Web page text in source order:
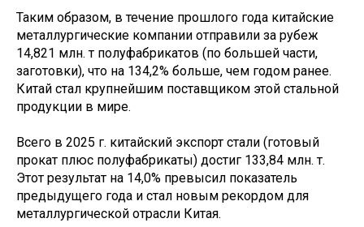
Таким образом, в течение прошлого года китайские
металлургические компании отправили за рубеж
14,821 млн. т полуфабрикатов (по большей части,
заготовки), что на 134,2% больше, чем годом ранее.
Китай стал крупнейшим поставщиком этой стальной
продукции в мире.
Всего в 2025 г. китайский экспорт стали (готовый
прокат плюс полуфабрикаты) достиг 133,84 млн. т.
Этот результат на 14,0% превысил показатель
предыдущего года и стал новым рекордом для
металлургической отрасли Китая.